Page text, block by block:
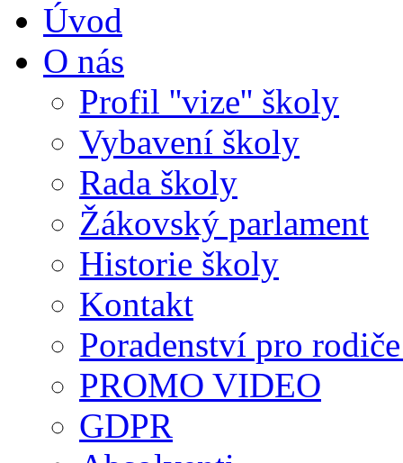
Úvod
O nás
Profil ''vize'' školy
Vybavení školy
Rada školy
Žákovský parlament
Historie školy
Kontakt
Poradenství pro
PROMO VIDEO
GDPR